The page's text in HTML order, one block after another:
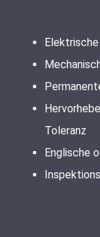
Toleranz
Englische